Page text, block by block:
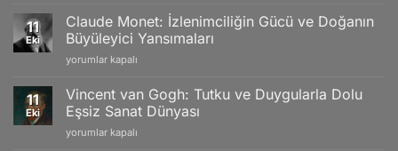
Watches:
18k
Gold
Models,
Editions
and
Swiss
Craftsmanship
11
Eki
Claude Monet: İzlenimciliğin Gücü ve Doğanın
Büyüleyici Yansımaları
Claude
İzlenimciliğin
Gücü
ve
Doğanın
yorumlar kapalı
11
Eki
Vincent van Gogh: Tutku ve Duygularla Dolu
Eşsiz Sanat Dünyası
Vincent
yorumlar kapalı